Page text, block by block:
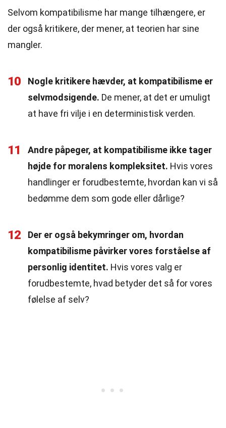
Selvom kompatibilisme har mange tilhængere, er
der også kritikere, der mener, at teorien har sine
mangler.
10
Nogle kritikere hævder, at kompatibilisme er
selvmodsigende. De mener, at det er umuligt
at have fri vilje i en deterministisk verden.
11
Andre påpeger, at kompatibilisme ikke tager
højde for moralens kompleksitet. Hvis vores
handlinger er forudbestemte, hvordan kan vi så
bedømme dem som gode eller dårlige?
12
Der er også bekymringer om, hvordan
kompatibilisme påvirker vores forståelse af
personlig identitet. Hvis vores valg er
forudbestemte, hvad betyder det så for vores
følelse af selv?